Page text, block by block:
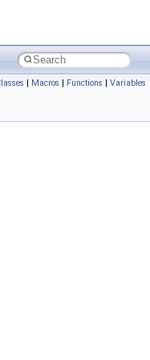
| Macros | Functions | Variables